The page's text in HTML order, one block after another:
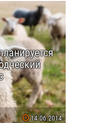
14.06.2014